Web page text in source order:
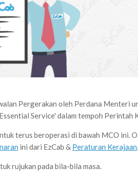
Pergerakan oleh Perdana Menteri
Service' dalam tempoh
terus beroperasi di bawah MCO ini.
ini dari EzCab & Peraturan Kerajaan.
rujukan pada bila-bila masa.